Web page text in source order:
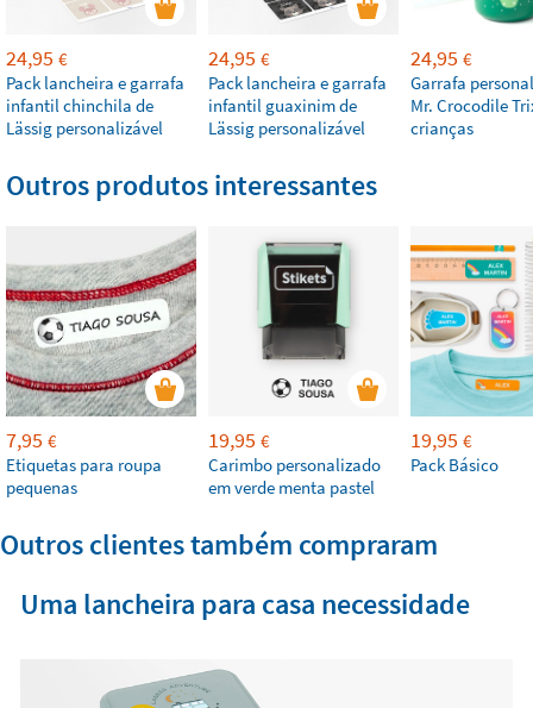
24,95 €
Pack lancheira e garrafa
infantil chinchila de
Lässig personalizável
24,95 €
Pack lancheira e garrafa
infantil guaxinim de
Lässig personalizável
24,95 €
Garrafa
Mr. Crocodile
crianças
Outros produtos interessantes
7,95 €
Etiquetas para roupa
pequenas
19,95 €
Carimbo personalizado
em verde menta pastel
19,95 €
Pack Básico
Outros clientes também compraram
Uma lancheira para casa necessidade